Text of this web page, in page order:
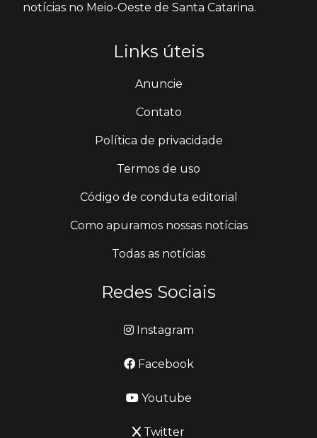
notícias no Meio-Oeste de Santa Catarina.
Links úteis
Anuncie
Contato
Política de privacidade
Termos de uso
Código de conduta editorial
Como apuramos nossas notícias
Todas as notícias
Redes Sociais
Instagram
Facebook
Youtube
Twitter